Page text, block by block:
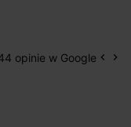
opinie w Google keyboard_arrow_left keyboard_arrow_right